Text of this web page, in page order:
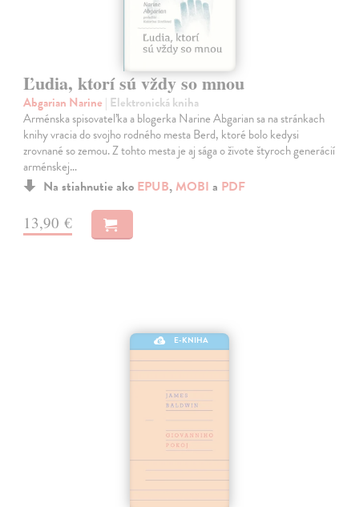
Ľudia, ktorí sú vždy so mnou
Abgarian Narine | Elektronická kniha
Arménska spisovateľka a blogerka Narine Abgarian sa na stránkach
knihy vracia do svojho rodného mesta Berd, ktoré bolo kedysi
zrovnané so zemou. Z tohto mesta je aj sága o živote štyroch generácií
arménskej…
Na stiahnutie ako EPUB, MOBI a PDF
13,90 €
E-KNIHA